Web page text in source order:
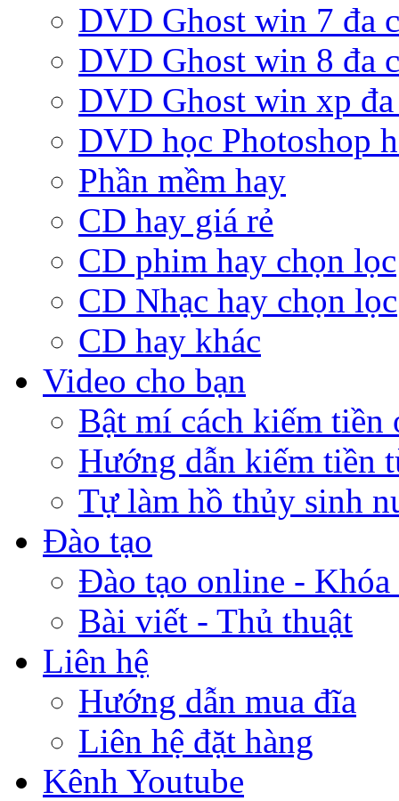
DVD Ghost win 7 đa
DVD Ghost win 8 đa
DVD Ghost win xp
DVD học Photoshop
Phần mềm hay
CD hay giá rẻ
CD phim hay chọn lọc
CD Nhạc hay chọn lọc
CD hay khác
Video cho bạn
Bật mí cách kiếm tiền
Hướng dẫn kiếm tiền
Tự làm hồ thủy sinh
Đào tạo
Đào tạo online -
Bài viết - Thủ thuật
Liên hệ
Hướng dẫn mua đĩa
Liên hệ đặt hàng
Kênh Youtube